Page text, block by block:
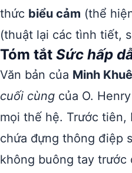
thức biểu cảm (thể
(thuật lại các tình tiết,
Tóm tắt Sức hấp
Văn bản của Minh Khuê
cuối cùng của O.
mọi thế hệ. Trước
chứa đựng thông điệp
không buông tay trước